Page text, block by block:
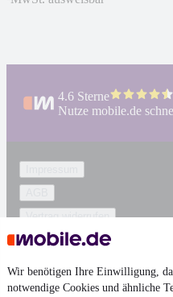
Wir benötigen Ihre Einwilligung,
notwendige Cookies und ähnliche
4.6 Sterne
Nutze mobile.de
Vertrag widerrufen
Datenschutz
Erklärung zur Barrierefreiheit